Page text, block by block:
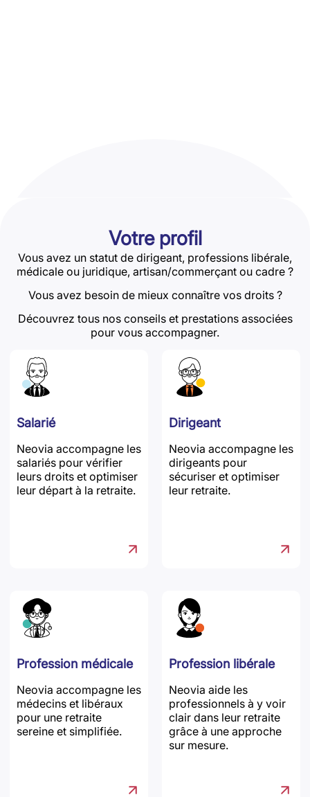
Votre profil
Vous avez un statut de dirigeant, professions libérale,
médicale ou juridique, artisan/commerçant ou cadre ?
Vous avez besoin de mieux connaître vos droits ?
Découvrez tous nos conseils et prestations associées
pour vous accompagner.
Salarié
Neovia accompagne les
salariés pour vérifier
leurs droits et optimiser
leur départ à la retraite.
Dirigeant
Neovia accompagne les
dirigeants pour
sécuriser et optimiser
leur retraite.
Profession médicale
Neovia accompagne les
médecins et libéraux
pour une retraite
sereine et simplifiée.
Profession libérale
Neovia aide les
professionnels à y voir
clair dans leur retraite
grâce à une approche
sur mesure.